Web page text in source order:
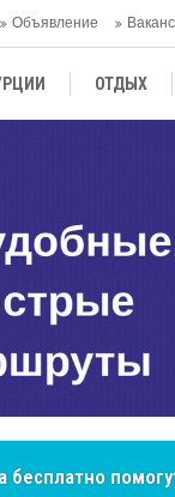
Объявление
ОТДЫХ
АЗИЯ
сердца